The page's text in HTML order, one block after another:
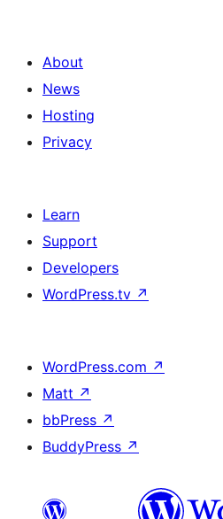
About
News
Hosting
Privacy
Learn
Support
Developers
WordPress.tv ↗
WordPress.com ↗
Matt ↗
bbPress ↗
BuddyPress ↗